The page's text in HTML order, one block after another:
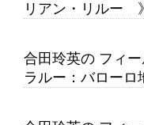
リアン・リルー
合田玲英の フィ
ラルー：バロー